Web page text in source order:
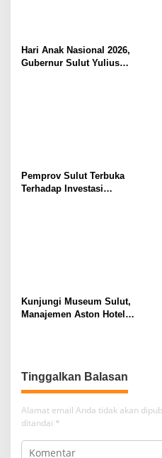
Hari Anak Nasional 2026,
Gubernur Sulut Yulius
Pemprov Sulut Terbuka
Terhadap Investasi
Kunjungi Museum Sulut,
Manajemen Aston Hotel
Tinggalkan Balasan
Alamat email Anda tidak akan
ditandai *